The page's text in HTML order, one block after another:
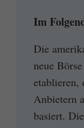
Im
Die
neue
etablieren,
Anbietern
basiert.